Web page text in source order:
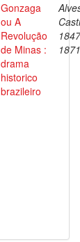
Gonzaga
ou A
Revolução
de Minas :
drama
historico
brazileiro
1871